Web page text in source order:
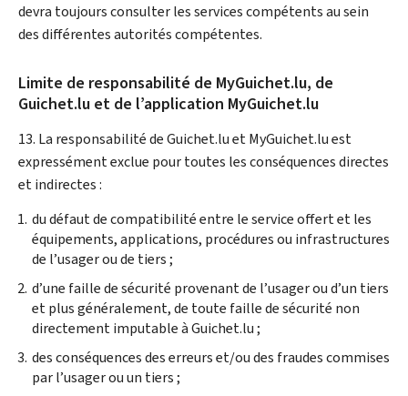
devra toujours consulter les services compétents au sein
des différentes autorités compétentes.
Limite de responsabilité de MyGuichet.lu, de
Guichet.lu et de l’application MyGuichet.lu
13. La responsabilité de Guichet.lu etMyGuichet.lu est
expressément exclue pour toutes les conséquences directes
et indirectes :
du défaut de compatibilité entre le service offert et les
équipements, applications, procédures ou infrastructures
de l’usager ou de tiers ;
d’une faille de sécurité provenant de l’usager ou d’un tiers
et plus généralement, de toute faille de sécurité non
directement imputable à Guichet.lu ;
des conséquences des erreurs et/ou des fraudes commises
par l’usager ou un tiers ;